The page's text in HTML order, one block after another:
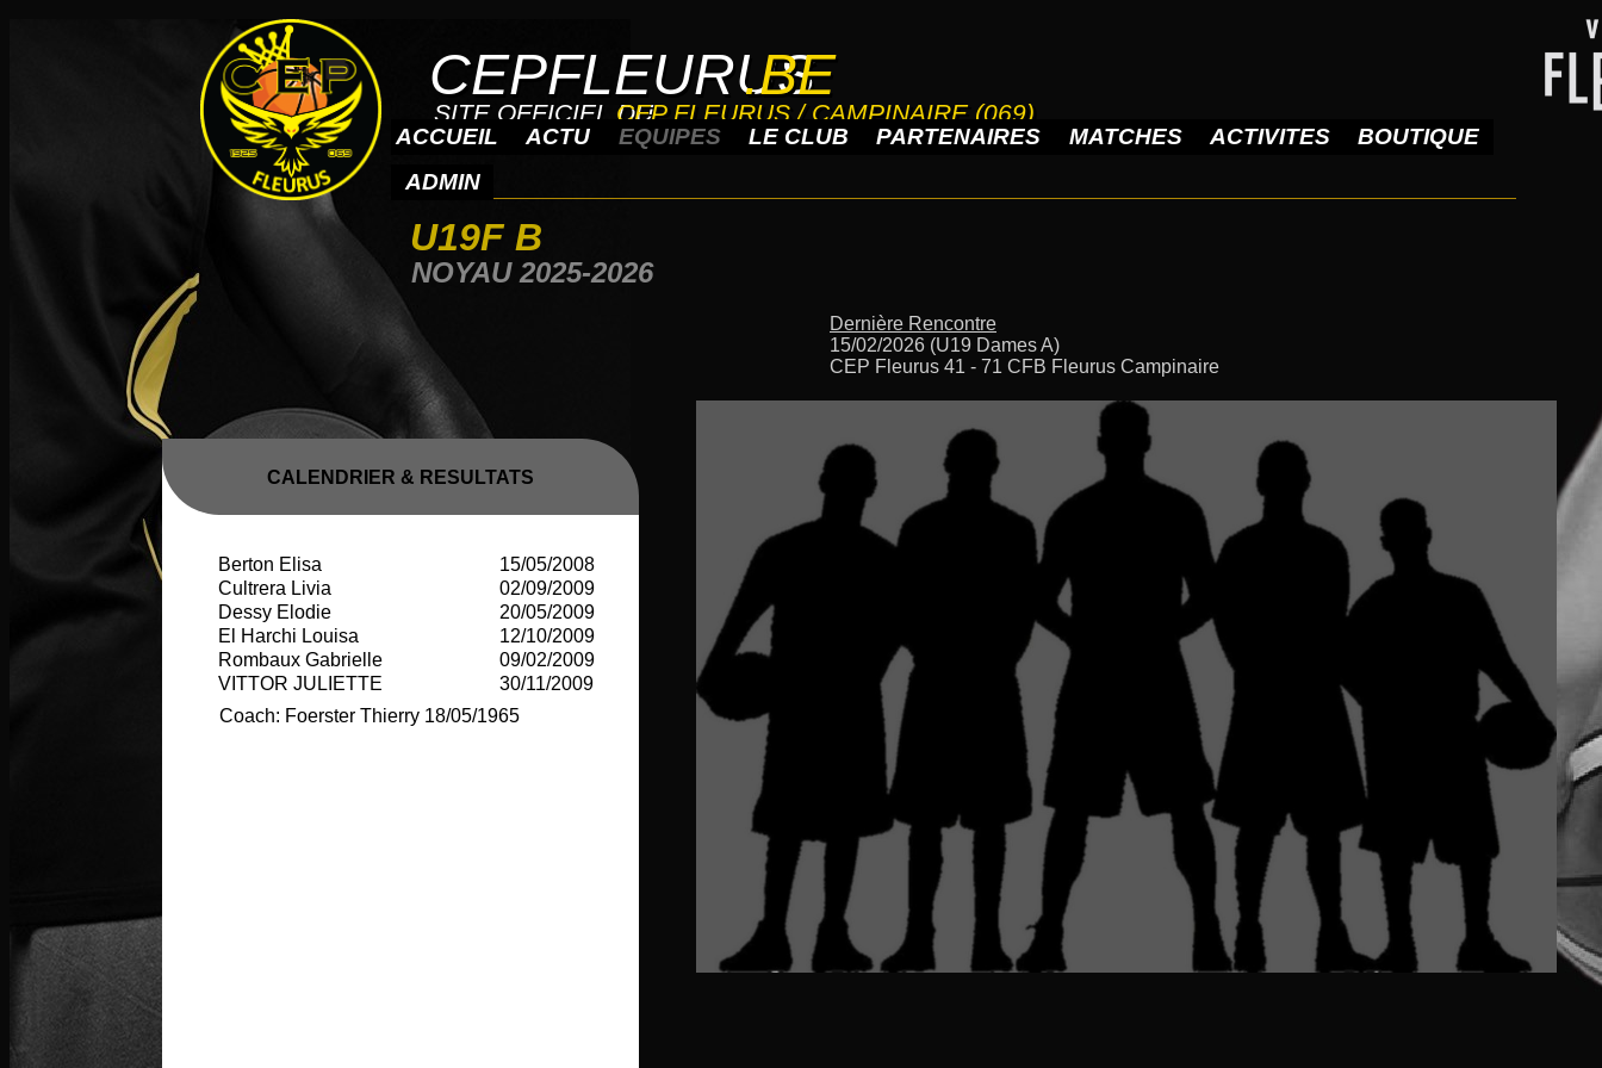
CEPFLEURUS
CEPFLEURUS
.BE
.BE
SITE OFFICIEL DU
SITE OFFICIEL DUCEP FLEURUS / CAMPINAIRE (069)
CEP FLEURUS / CAMPINAIRE (069)
ACCUEIL ACTU EQUIPES LE CLUB PARTENAIRES MATCHES ACTIVITES
BOUTIQUE
ADMIN
U19F B
NOYAU 2025-2026
Dernière Rencontre
15/02/2026 (U19 Dames A)
CEP Fleurus 41 - 71 CFB Fleurus Campinaire
Berton Elisa
15/05/2008
Cultrera Livia
02/09/2009
Dessy Elodie
20/05/2009
El Harchi Louisa
12/10/2009
Rombaux Gabrielle
09/02/2009
VITTOR JULIETTE
30/11/2009
Coach: Foerster Thierry 18/05/1965
CALENDRIER & RESULTATS